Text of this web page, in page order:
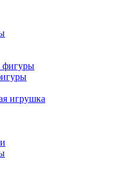
фигуры
игрушка